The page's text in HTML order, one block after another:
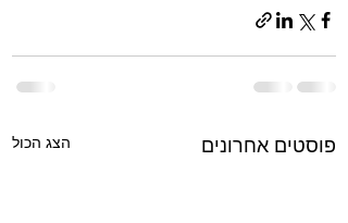
פוסטים אחרונים הצג הכול